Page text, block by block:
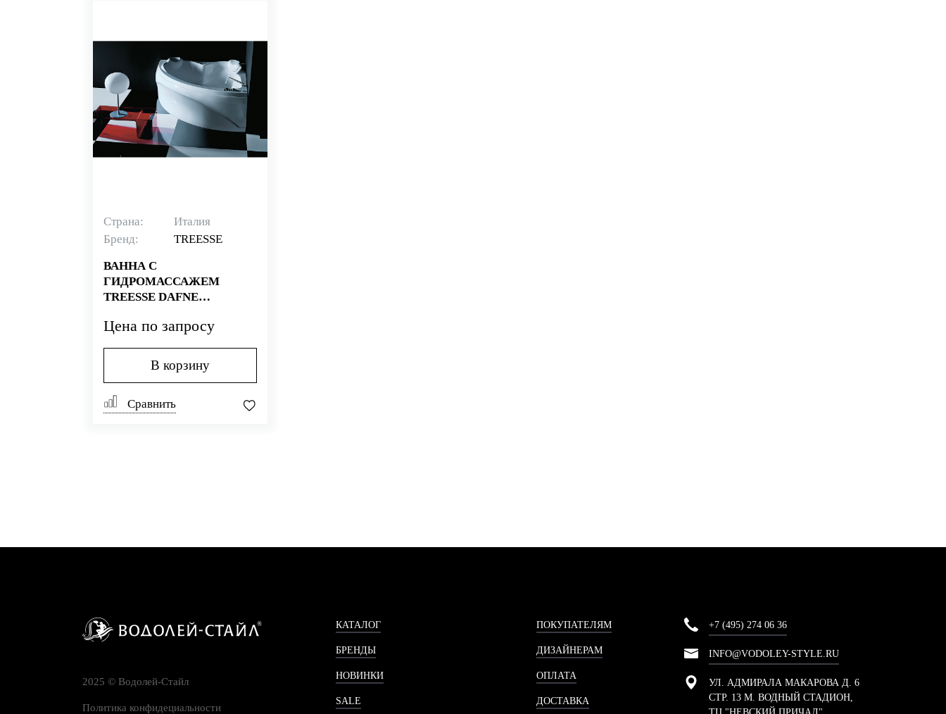
Страна:
Италия
Бренд:
TREESSE
ВАННА С
ГИДРОМАССАЖЕМ
TREESSE DAFNE
Цена по запросу
В корзину
Сравнить
2025 © Водолей-Cтайл
Политика конфидециальности
КАТАЛОГ
БРЕНДЫ
НОВИНКИ
SALE
ПОКУПАТЕЛЯМ
ДИЗАЙНЕРАМ
ОПЛАТА
ДОСТАВКА
+7 (495) 274 06 36
INFO@VODOLEY-STYLE.RU
УЛ. АДМИРАЛА МАКАРОВА Д. 6
СТР. 13 М. ВОДНЫЙ СТАДИОН,